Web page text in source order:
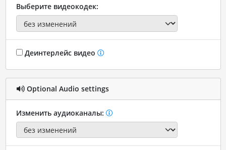
Выберите видеокодек:
Деинтерлейс видео
Optional Audio settings
Изменить аудиоканалы: